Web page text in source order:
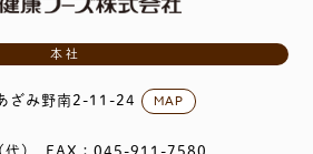
本社
ざみ野南2-11-24
MAP
代) FAX：045-911-7580